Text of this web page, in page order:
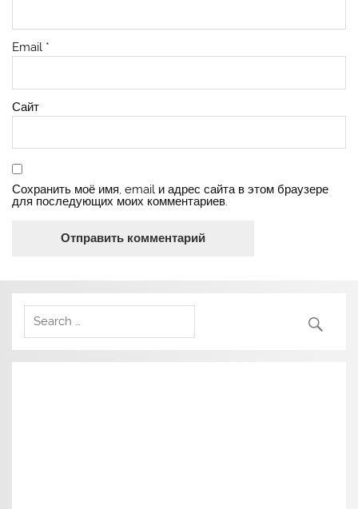
Email *
Сайт
Сохранить моё имя, email и адрес сайта в этом браузере
для последующих моих комментариев.